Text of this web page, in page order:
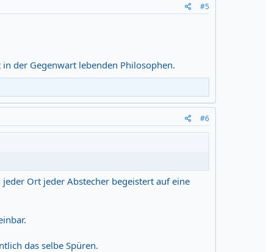
#5
der Gegenwart lebenden Philosophen.
#6
Ort jeder Abstecher begeistert auf eine
das selbe Spüren.